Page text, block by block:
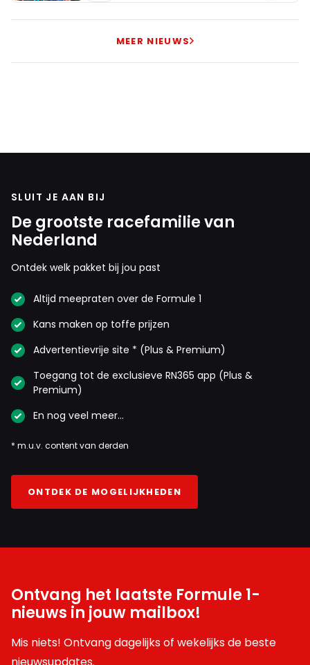
MEER NIEUWS
SLUIT JE AAN BIJ
De grootste racefamilie van
Nederland
Ontdek welk pakket bij jou past
Altijd meepraten over de Formule 1
Kans maken op toffe prijzen
Advertentievrije site * (Plus & Premium)
Toegang tot de exclusieve RN365 app (Plus &
Premium)
En nog veel meer…
* m.u.v. content van derden
ONTDEK DE MOGELIJKHEDEN
Ontvang het laatste Formule 1-
nieuws in jouw mailbox!
Mis niets! Ontvang dagelijks of wekelijks de beste
nieuwsupdates.